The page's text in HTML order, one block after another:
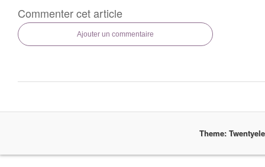
Commenter cet article
Ajouter un commentaire
Theme: